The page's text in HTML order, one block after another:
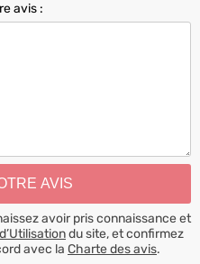
avis :
avoir pris connaissance et
du site, et confirmez
avec la Charte des avis.